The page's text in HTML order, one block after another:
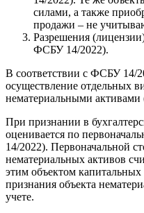
силами, а также
продажи – не
Разрешения
ФСБУ 14/2022).
В соответствии с ФСБУ 14/
осуществление отдельных
нематериальными
При признании в
оценивается по
14/2022). Первоначальной
нематериальных активов
этим объектом
признания объекта
учете.